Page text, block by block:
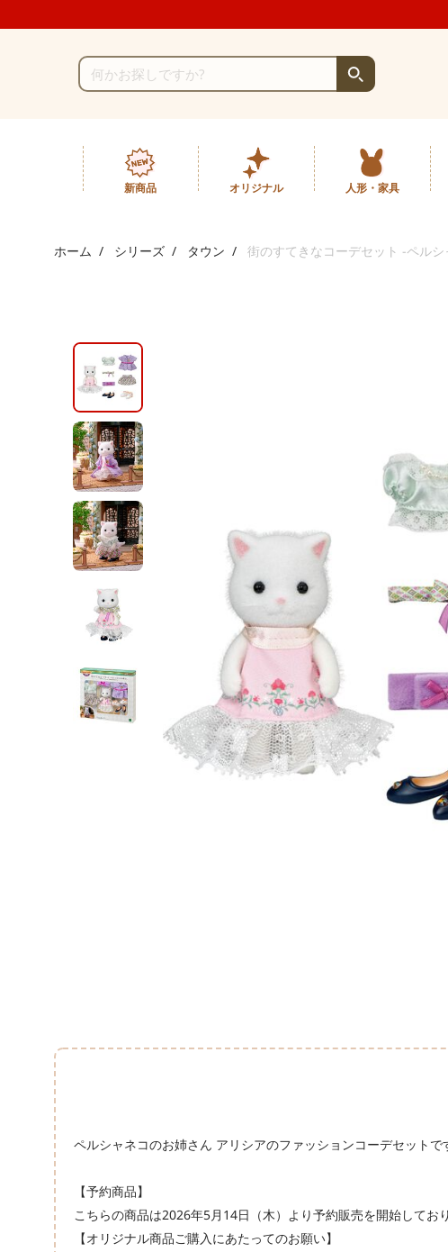
新商品 オリジナル 人形・家具
ホーム シリーズ タウン 街のすてきなコーデセット -ペル
ペルシャネコのお姉さん アリシアのファッションコーデセット
【予約商品】
こちらの商品は2026年5月14日（木）より予約販売を開始してお
【オリジナル商品ご購入にあたってのお願い】